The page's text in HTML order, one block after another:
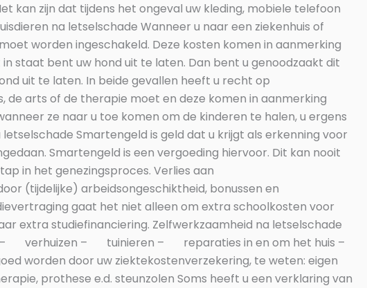
kan zijn dat tijdens het ongeval uw kleding, mobiele telefoon
na letselschade Wanneer u naar een ziekenhuis of
worden ingeschakeld. Deze kosten komen in aanmerking
staat bent uw hond uit te laten. Dan bent u genoodzaakt dit
uit te laten. In beide gevallen heeft u recht op
de arts of de therapie moet en deze komen in aanmerking
ze naar u toe komen om de kinderen te halen, u ergens
Smartengeld is geld dat u krijgt als erkenning voor
Smartengeld is een vergoeding hiervoor. Dit kan nooit
in het genezingsproces. Verlies aan
(tijdelijke) arbeidsongeschiktheid, bonussen en
gaat het niet alleen om extra schoolkosten voor
extra studiefinanciering. Zelfwerkzaamheid na letselschade
– verhuizen – tuinieren – reparaties in en om het huis –
worden door uw ziektekostenverzekering, te weten: eigen
prothese e.d. steunzolen Soms heeft u een verklaring van